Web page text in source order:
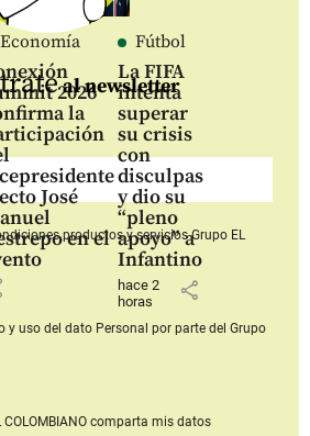
Economía
2026
la
José
en el
Fútbol
La FIFA
intenta
superar
su crisis
con
disculpas
y dio su
“pleno
apoyo” a
Infantino
hace 2
horas
share
al newsletter
productos y serviciosGrupo EL
y uso del dato Personal por parte del Grupo
comparta mis datos